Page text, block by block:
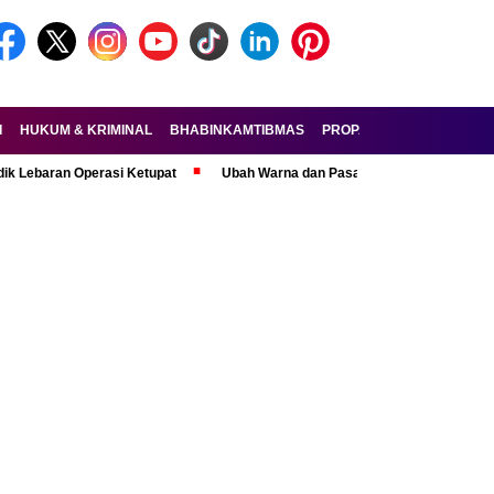
HUKUM & KRIMINAL BHABINKAMTIBMAS PROPAM
Operasi Ketupat Ubah Warna dan Pasang Pelat Palsu, Pelaku